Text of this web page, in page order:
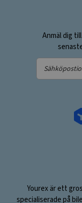
Anmäl dig
Yourex är ett
specialiserade på